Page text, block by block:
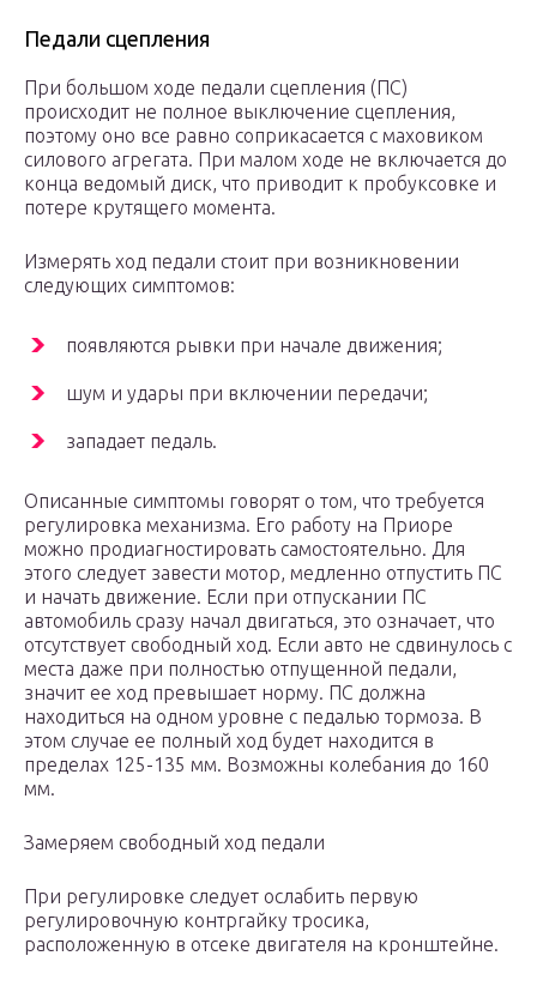
Педали сцепления
При большом ходе педали сцепления (ПС)
происходит не полное выключение сцепления,
поэтому оно все равно соприкасается с маховиком
силового агрегата. При малом ходе не включается до
конца ведомый диск, что приводит к пробуксовке и
потере крутящего момента.
Измерять ход педали стоит при возникновении
следующих симптомов:
появляются рывки при начале движения;
шум и удары при включении передачи;
западает педаль.
Описанные симптомы говорят о том, что требуется
регулировка механизма. Его работу на Приоре
можно продиагностировать самостоятельно. Для
этого следует завести мотор, медленно отпустить ПС
и начать движение. Если при отпускании ПС
автомобиль сразу начал двигаться, это означает, что
отсутствует свободный ход. Если авто не сдвинулось с
места даже при полностью отпущенной педали,
значит ее ход превышает норму. ПС должна
находиться на одном уровне с педалью тормоза. В
этом случае ее полный ход будет находится в
пределах 125-135 мм. Возможны колебания до 160
мм.
Замеряем свободный ход педали
При регулировке следует ослабить первую
регулировочную контргайку тросика,
расположенную в отсеке двигателя на кронштейне.